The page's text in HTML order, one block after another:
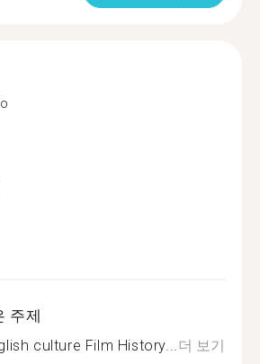
주제
culture Film History...더 보기